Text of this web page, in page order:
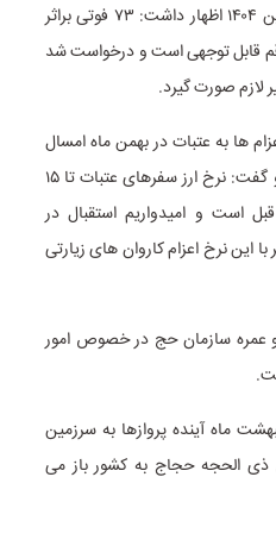
وی با اشاره به ۱۰۳ فوتی در اربعین ۱۴۰۴ اظهار داشت: ۷۳ فوتی براثر
قابل توجهی است و درخواست شد
لازم صورت گیرد.
ها به عتبات در بهمن ماه امسال
نسبت به سال گذشته اشاره کرد و گفت: نرخ ارز سفرهای عتبات تا ۱۵
است و امیدواریم استقبال در
این نرخ اعزام کاروان های زیارتی
عمره سازمان حج در خصوص امور
اکبر رضایی از ۷ اردیبهشت ماه آینده پروازها به سرزمین
ذی الحجه حجاج به کشور باز می